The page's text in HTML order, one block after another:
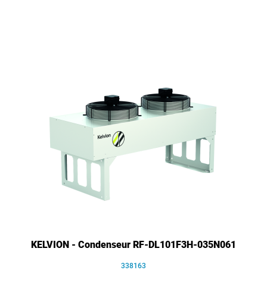
KELVION - Condenseur RF-DL101F3H-035N061
338163